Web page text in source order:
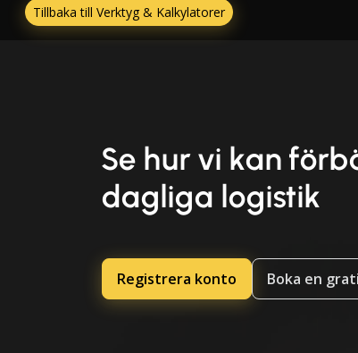
Tillbaka till Verktyg & Kalkylatorer
Se hur vi kan
dagliga logistik
Registrera konto Boka en